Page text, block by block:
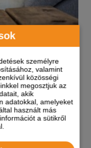
személyre
valamint
közösségi
megosztjuk az
akik
adatokkal, amelyeket
használt más
a sütikről
a csivava
legkisebb
bájos okos és
és
imádnivaló.